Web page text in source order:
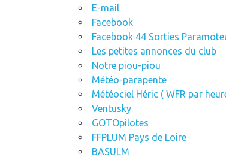
E-mail
Facebook
Facebook 44 Sorties
Les petites annonces du club
Notre piou-piou
Météo-parapente
Météociel Héric ( WFR par
Ventusky
GOTOpilotes
FFPLUM Pays de Loire
BASULM